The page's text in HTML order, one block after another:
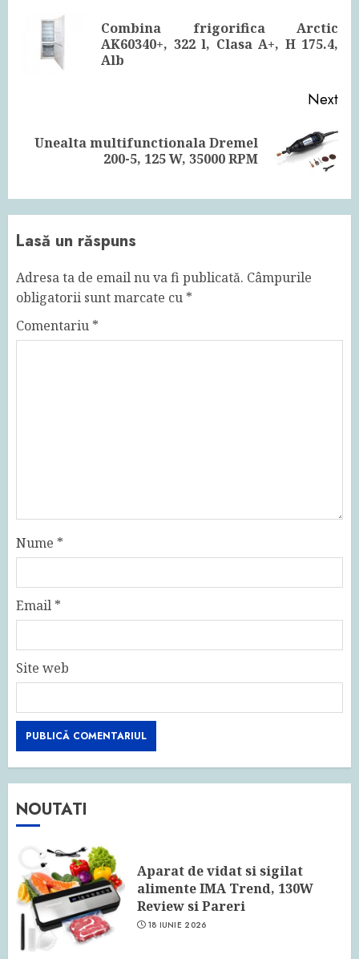
ReadingCombina frigorifica Arctic
AK60340+, 322 l, Clasa A+, H 175.4,
Alb
Next
Next
Unealta multifunctionala Dremel
200-5, 125 W, 35000 RPM
Lasă un răspuns
Adresa ta de email nu va fi publicată. Câmpurile
obligatorii sunt marcate cu *
Comentariu *
Nume *
Email *
Site web
NOUTATI
Aparat de vidat si sigilat
alimente IMA Trend, 130W
Review si Pareri
18 IUNIE 2026